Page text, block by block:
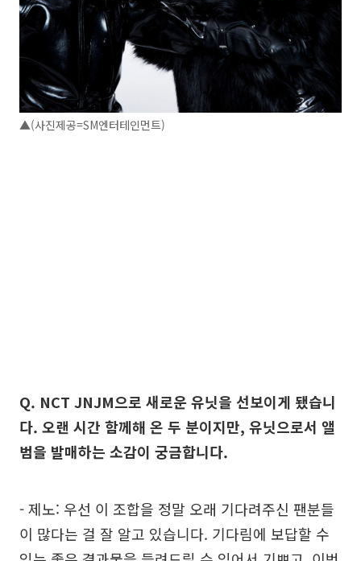
▲(사진제공=SM엔터테인먼트)
Q. NCT JNJM으로 새로운 유닛을 선보이게 됐습니
다. 오랜 시간 함께해 온 두 분이지만, 유닛으로서 앨
범을 발매하는 소감이 궁금합니다.
- 제노: 우선 이 조합을 정말 오래 기다려주신 팬분들
이 많다는 걸 잘 알고 있습니다. 기다림에 보답할 수